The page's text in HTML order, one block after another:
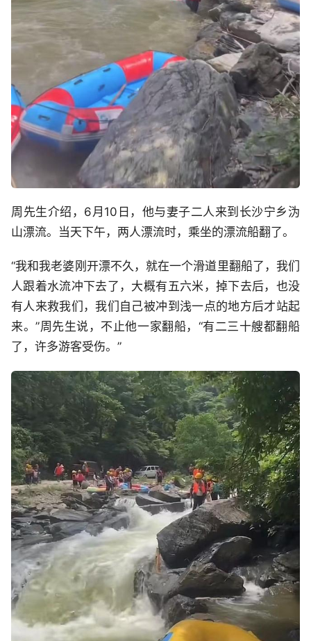
周先生介绍，6月10日，他与妻子二人来到长沙宁乡沩
山漂流。当天下午，两人漂流时，乘坐的漂流船翻了。
“我和我老婆刚开漂不久，就在一个滑道里翻船了，我们
人跟着水流冲下去了，大概有五六米，掉下去后，也没
有人来救我们，我们自己被冲到浅一点的地方后才站起
来。”周先生说，不止他一家翻船，“有二三十艘都翻船
了，许多游客受伤。”